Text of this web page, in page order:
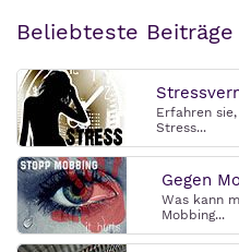
Beliebteste Beiträge
Erfahren
Stress...
Gegen
Was kann
Mobbing...